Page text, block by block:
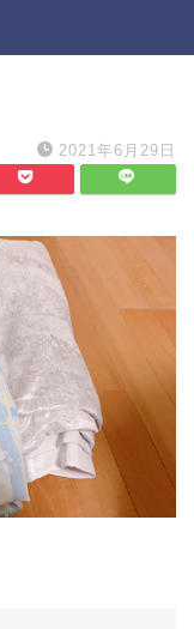
2021年6月29日